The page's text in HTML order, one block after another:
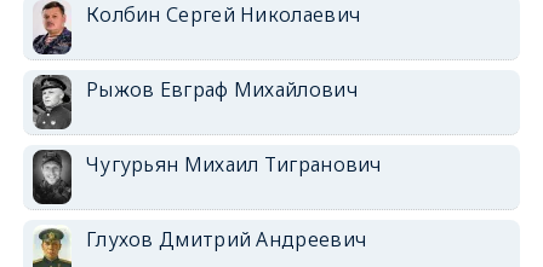
Колбин Сергей Николаевич
Рыжов Евграф Михайлович
Чугурьян Михаил Тигранович
Глухов Дмитрий Андреевич